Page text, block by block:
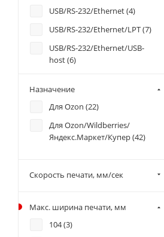
USB/RS-232/Ethernet (4)
USB/RS-232/Ethernet/LPT (7)
USB/RS-232/Ethernet/USB-
host (6)
host/LPT (
USB/RS-232/LPT (
USB/RS-232/LPT/Ethernet/Wi-
Fi (1)
Назначение
Для Ozon (22)
Для Ozon/Wildberries/
Яндекс.Маркет/Купер (42)
Скорость печати, мм/сек
Макс. ширина печати, мм
104 (3)